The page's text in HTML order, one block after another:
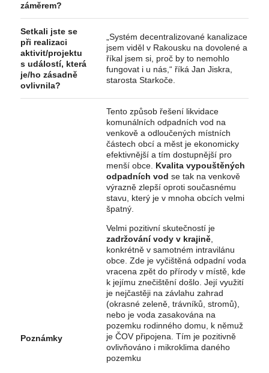
záměrem?
Setkali jste se
při realizaci
aktivit/projektu
s událostí, která
je/ho zásadně
ovlivnila?
„Systém decentralizované kanalizace
jsem viděl v Rakousku na dovolené a
říkal jsem si, proč by to nemohlo
fungovat i u nás,“ říká Jan Jiskra,
starosta Starkoče.
Poznámky
Tento způsob řešení likvidace
komunálních odpadních vod na
venkově a odloučených místních
částech obcí a měst je ekonomicky
efektivnější a tím dostupnější pro
menší obce. Kvalita vypouštěných
odpadních vod se tak na venkově
výrazně zlepší oproti současnému
stavu, který je v mnoha obcích velmi
špatný.
Velmi pozitivní skutečností je
zadržování vody v krajině,
konkrétně v samotném intravilánu
obce. Zde je vyčištěná odpadní voda
vracena zpět do přírody v místě, kde
k jejímu znečištění došlo. Její využití
je nejčastěji na závlahu zahrad
(okrasné zeleně, trávníků, stromů),
nebo je voda zasakována na
pozemku rodinného domu, k němuž
je ČOV připojena. Tím je pozitivně
ovlivňováno i mikroklima daného
pozemku